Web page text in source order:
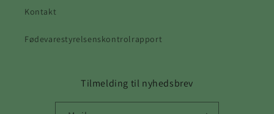
Kontakt
Fødevarestyrelsenskontrolrapport
Tilmelding til nyhedsbrev